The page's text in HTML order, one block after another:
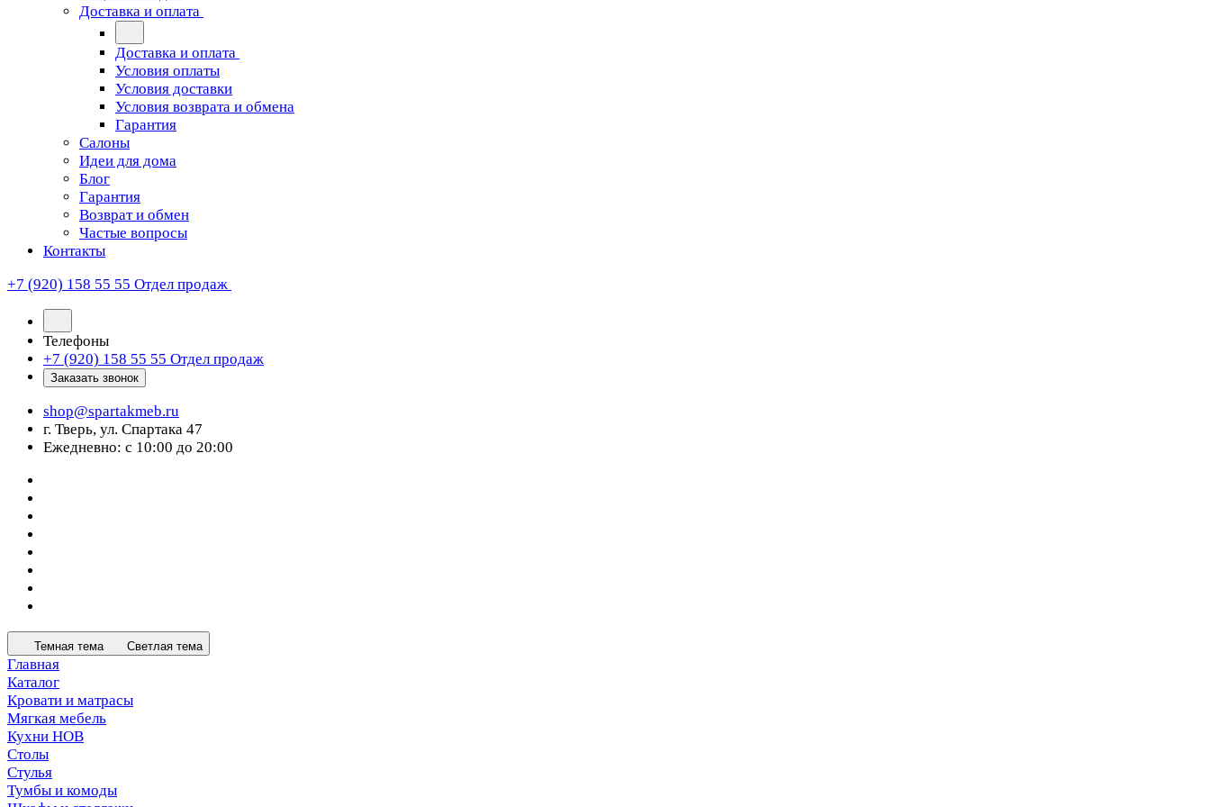
Доставка и оплата
Доставка и оплата
Условия оплаты
Условия доставки
Условия возврата и обмена
Гарантия
Салоны
Идеи для дома
Блог
Гарантия
Возврат и обмен
Частые вопросы
Контакты
+7 (920) 158 55 55 Отдел продаж
Телефоны
+7 (920) 158 55 55 Отдел продаж
Заказать звонок
shop@spartakmeb.ru
г. Тверь, ул. Спартака 47
Ежедневно: с 10:00 до 20:00
Темная тема Светлая тема
Главная
Каталог
Кровати и матрасы
Мягкая мебель
Кухни НОВ
Столы
Стулья
Тумбы и комоды